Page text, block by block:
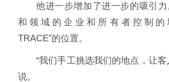
他进一步增加了进一步的吸引
和领域的企业和所有者控制的
TRACE”的位置。
“我们手工挑选我们的地点，让
说。